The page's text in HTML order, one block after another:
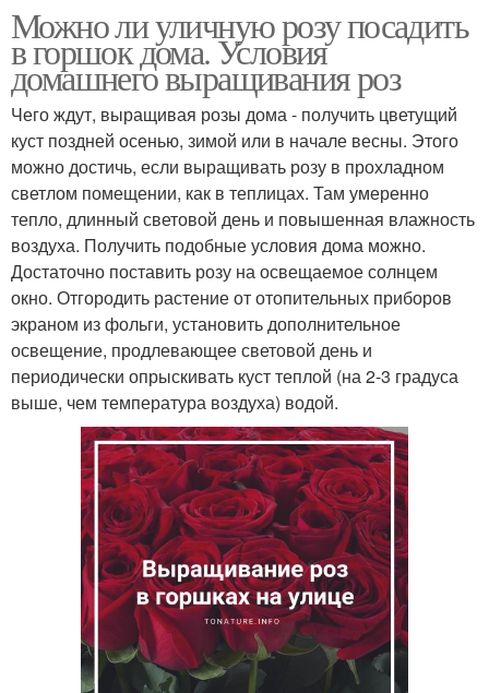
Можно ли уличную розу посадить
в горшок дома. Условия
домашнего выращивания роз
Чего ждут, выращивая розы дома - получить цветущий
куст поздней осенью, зимой или в начале весны. Этого
можно достичь, если выращивать розу в прохладном
светлом помещении, как в теплицах. Там умеренно
тепло, длинный световой день и повышенная влажность
воздуха. Получить подобные условия дома можно.
Достаточно поставить розу на освещаемое солнцем
окно. Отгородить растение от отопительных приборов
экраном из фольги, установить дополнительное
освещение, продлевающее световой день и
периодически опрыскивать куст теплой (на 2-3 градуса
выше, чем температура воздуха) водой.